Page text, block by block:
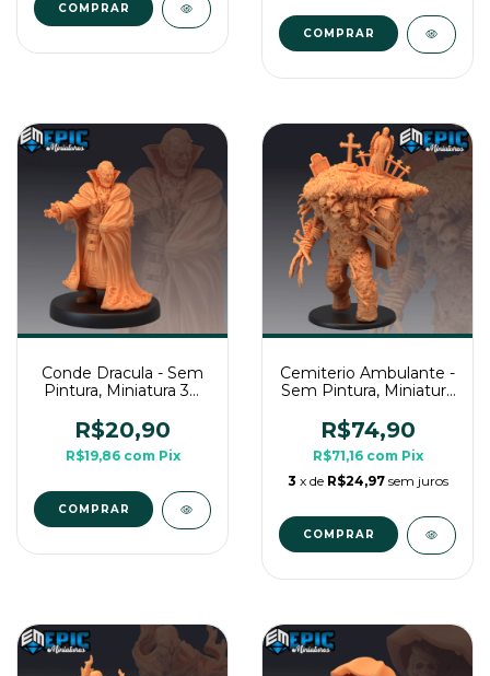
COMPRAR
Conde Dracula - Sem
Pintura, Miniatura 3D
Mesa
R$20,90
R$19,86 com Pix
COMPRAR
Cemiterio Ambulante -
Sem Pintura, Miniatura
de Mesa
R$74,90
R$71,16 com Pix
3 x de R$24,97 sem juros